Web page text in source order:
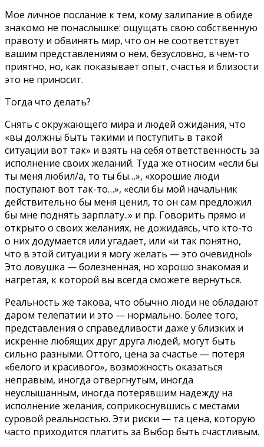
Мое личное послание к тем, кому залипание в обиде
знакомо не понаслышке: ощущать свою собственную
правоту и обвинять мир, что он не соответствует
вашим представлениям о нем, безусловно, в чем-то
приятно, но, как показывает опыт, счастья и близости
это не приносит.
Тогда что делать?
Снять с окружающего мира и людей ожидания, что
«вы должны быть такими и поступить в такой
ситуации вот так» и взять на себя ответственность за
исполнение своих желаний. Туда же относим «если бы
ты меня любил/а, то ты бы…», «хорошие люди
поступают вот так-то…», «если бы мой начальник
действительно бы меня ценил, то он сам предложил
бы мне поднять зарплату..» и пр. Говорить прямо и
открыто о своих желаниях, не дожидаясь, что кто-то
о них додумается или угадает, или «и так понятно,
что в этой ситуации я могу желать — это очевидно!»
Это ловушка — болезненная, но хорошо знакомая и
нагретая, к которой вы всегда сможете вернуться.
Реальность же такова, что обычно люди не обладают
даром телепатии и это — нормально. Более того,
представления о справедливости даже у близких и
искренне любящих друг друга людей, могут быть
сильно разными. Оттого, цена за счастье — потеря
«белого и красивого», возможность оказаться
неправым, иногда отвергнутым, иногда
неуслышанным, иногда потерявшим надежду на
исполнение желания, соприкоснувшись с местами
суровой реальностью. Эти риски — та цена, которую
часто приходится платить за Выбор быть счастливым.